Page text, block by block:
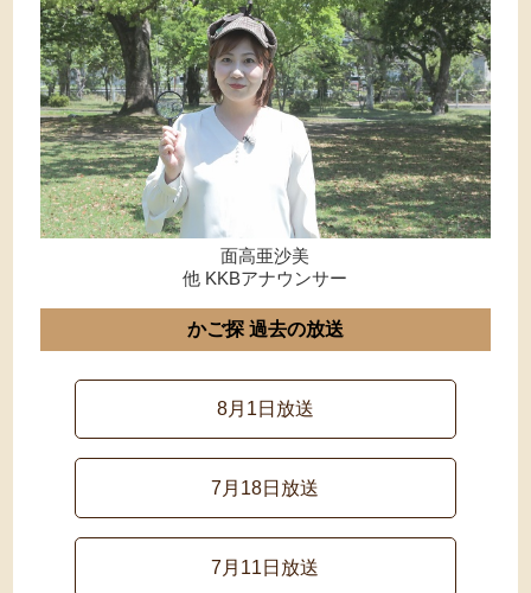
面高亜沙美
他 KKBアナウンサー
かご探 過去の放送
8月1日放送
7月18日放送
7月11日放送